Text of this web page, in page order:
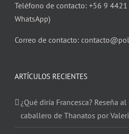
Teléfono de contacto: +56 9
WhatsApp)
Correo de contacto:
ARTÍCULOS RECIENTES
¿Qué diría Francesca? Reseña
caballero de Thanatos por